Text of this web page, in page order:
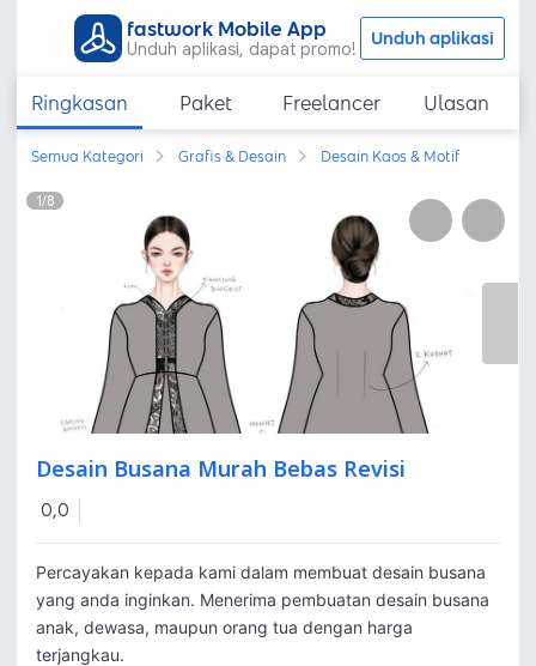
fastwork Mobile App
Unduh aplikasi, dapat promo! Unduh aplikasi
Ringkasan Paket Freelancer Ulasan
Semua Kategori Grafis & Desain Desain Kaos & Motif
1/8
Desain Busana Murah Bebas Revisi
0,0
Percayakan kepada kami dalam membuat desain busana
yang anda inginkan. Menerima pembuatan desain busana
anak, dewasa, maupun orang tua dengan harga
terjangkau.